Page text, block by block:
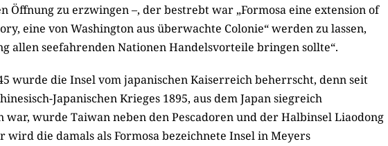
Öffnung zu erzwingen –, der bestrebt war „Formosa eine extension of
eine von Washington aus überwachte Colonie“ werden zu lassen,
allen seefahrenden Nationen Handelsvorteile bringen sollte“.
wurde die Insel vom japanischen Kaiserreich beherrscht, denn seit
Japanischen Krieges 1895, aus dem Japan siegreich
war, wurde Taiwan neben den Pescadoren und der Halbinsel Liaodong
wird die damals als Formosa bezeichnete Insel in Meyers